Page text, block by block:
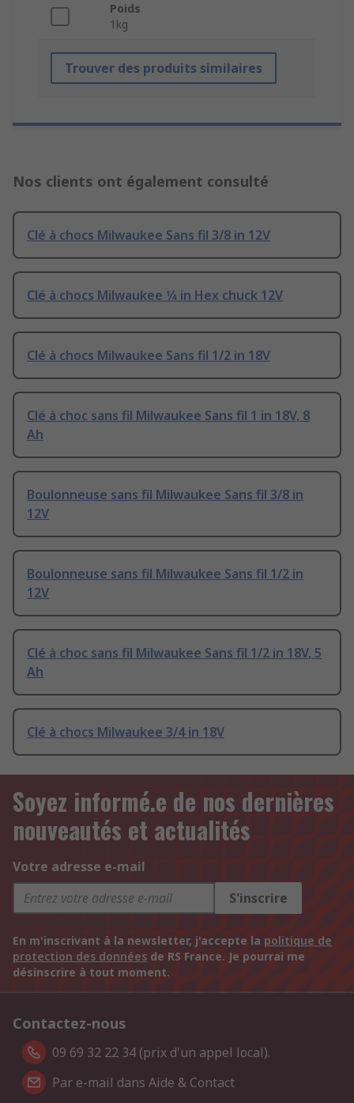
Poids
1kg
Trouver des produits similaires
Nos clients ont également consulté
Clé à chocs Milwaukee Sans fil 3/8 in 12V
Clé à chocs Milwaukee 1⁄4 in Hex chuck 12V
Clé à chocs Milwaukee Sans fil 1/2 in 18V
Clé à choc sans fil Milwaukee Sans fil 1 in 18V, 8
Ah
Boulonneuse sans fil Milwaukee Sans fil 3/8 in
12V
Boulonneuse sans fil Milwaukee Sans fil 1/2 in
12V
Clé à choc sans fil Milwaukee Sans fil 1/2 in 18V, 5
Ah
Clé à chocs Milwaukee 3/4 in 18V
Soyez informé.e de nos dernières
nouveautés et actualités
Votre adresse e-mail
S'inscrire
En m'inscrivant à la newsletter, j'accepte la politique de
protection des données de RS France. Je pourrai me
désinscrire à tout moment.
Contactez-nous
09 69 32 22 34 (prix d'un appel local).
Par e-mail dans Aide & Contact